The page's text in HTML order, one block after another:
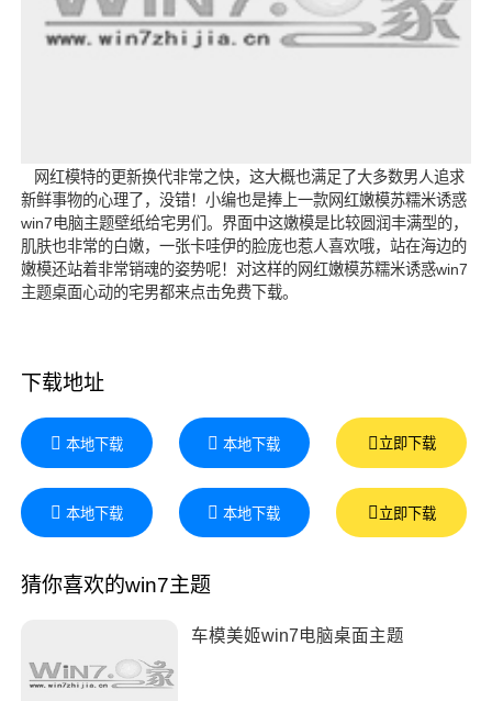
网红模特的更新换代非常之快，这大概也满足了大多数男人追求
新鲜事物的心理了，没错！小编也是捧上一款网红嫩模苏糯米诱惑
win7电脑主题壁纸给宅男们。界面中这嫩模是比较圆润丰满型的，
肌肤也非常的白嫩，一张卡哇伊的脸庞也惹人喜欢哦，站在海边的
嫩模还站着非常销魂的姿势呢！对这样的网红嫩模苏糯米诱惑win7
主题桌面心动的宅男都来点击免费下载。
下载地址
本地下载 本地下载 立即下载
本地下载 本地下载 立即下载
猜你喜欢的win7主题
车模美姬win7电脑桌面主题